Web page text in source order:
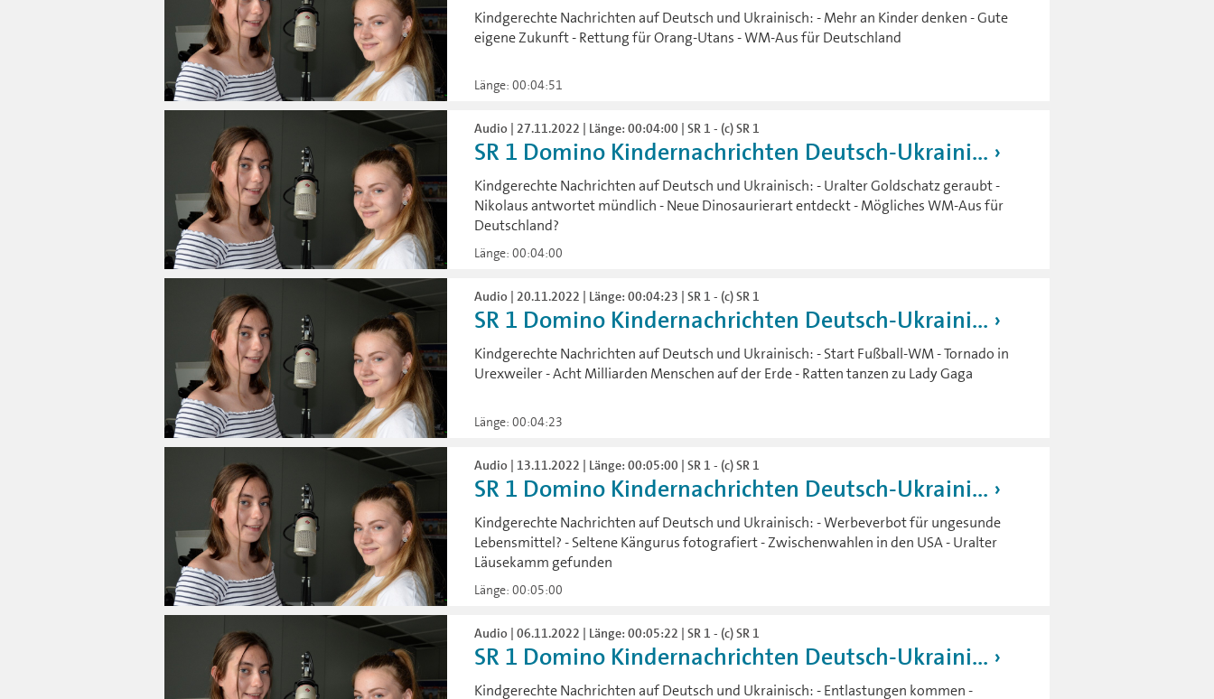
Kindgerechte Nachrichten auf Deutsch und Ukrainisch: - Mehr an Kinder denken - Gute
eigene Zukunft - Rettung für Orang-Utans - WM-Aus für Deutschland
Länge: 00:04:51
Audio | 27.11.2022 | Länge: 00:04:00 | SR 1 - (c) SR 1
SR 1 Domino Kindernachrichten Deutsch-Ukraini...
Kindgerechte Nachrichten auf Deutsch und Ukrainisch: - Uralter Goldschatz geraubt -
Nikolaus antwortet mündlich - Neue Dinosaurierart entdeckt - Mögliches WM-Aus für
Deutschland?
Länge: 00:04:00
Audio | 20.11.2022 | Länge: 00:04:23 | SR 1 - (c) SR 1
SR 1 Domino Kindernachrichten Deutsch-Ukraini...
Kindgerechte Nachrichten auf Deutsch und Ukrainisch: - Start Fußball-WM - Tornado in
Urexweiler - Acht Milliarden Menschen auf der Erde - Ratten tanzen zu Lady Gaga
Länge: 00:04:23
Audio | 13.11.2022 | Länge: 00:05:00 | SR 1 - (c) SR 1
SR 1 Domino Kindernachrichten Deutsch-Ukraini...
Kindgerechte Nachrichten auf Deutsch und Ukrainisch: - Werbeverbot für ungesunde
Lebensmittel? - Seltene Kängurus fotografiert - Zwischenwahlen in den USA - Uralter
Läusekamm gefunden
Länge: 00:05:00
Audio | 06.11.2022 | Länge: 00:05:22 | SR 1 - (c) SR 1
SR 1 Domino Kindernachrichten Deutsch-Ukraini...
Kindgerechte Nachrichten auf Deutsch und Ukrainisch: - Entlastungen kommen -